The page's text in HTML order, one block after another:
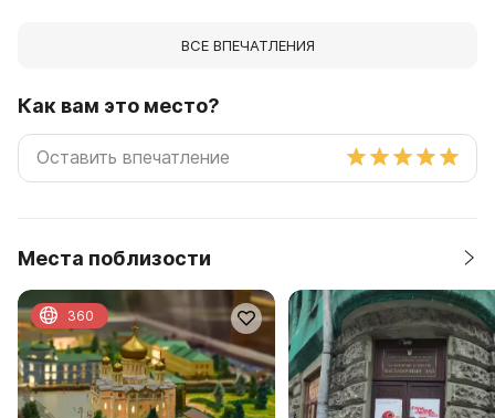
ВСЕ ВПЕЧАТЛЕНИЯ
Как вам это место?
Места поблизости
360